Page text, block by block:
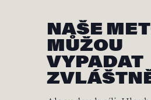
NAŠE
MŮŽOU
VYPADAT